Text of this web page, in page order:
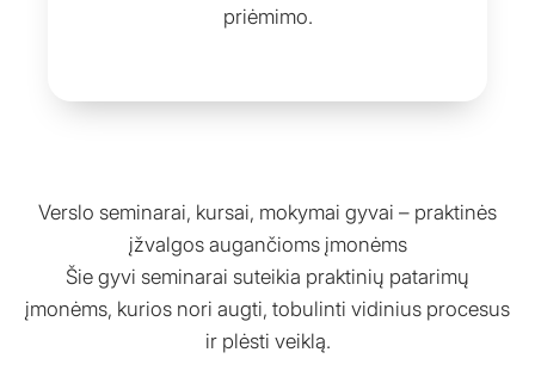
priėmimo.
Verslo seminarai, kursai, mokymai gyvai – praktinės
įžvalgos augančioms įmonėms
Šie gyvi seminarai suteikia praktinių patarimų
įmonėms, kurios nori augti, tobulinti vidinius procesus
ir plėsti veiklą.